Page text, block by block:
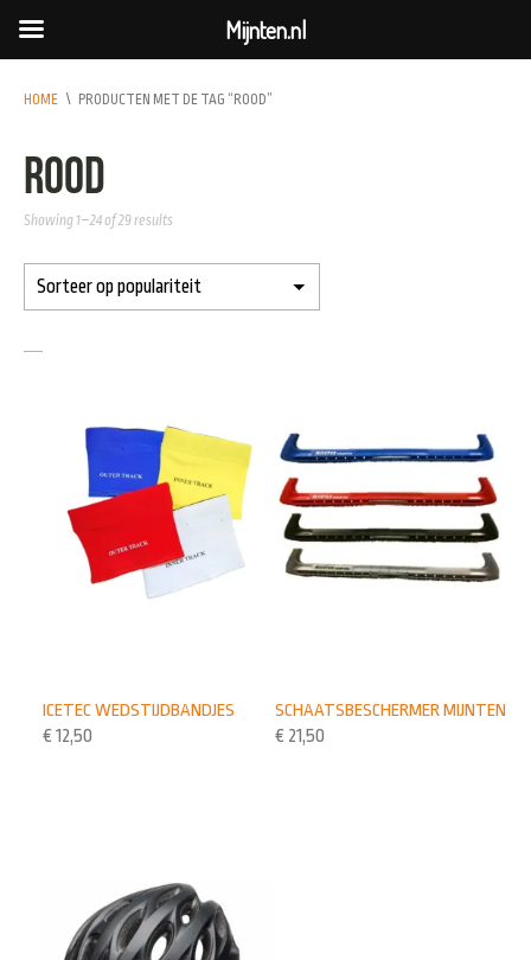
HOME \ PRODUCTEN MET DE TAG “ROOD”
rood
Showing 1–24 of 29 results
SCHAATSBESCHERMER MIJNTEN
€ 21,50
ICETEC WEDSTIJDBANDJES
€ 12,50
Mijnten.nl